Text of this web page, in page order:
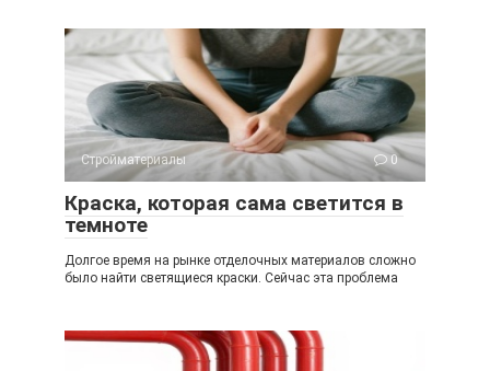
Стройматериалы 0
Краска, которая сама светится в
темноте
Долгое время на рынке отделочных материалов сложно
было найти светящиеся краски. Сейчас эта проблема